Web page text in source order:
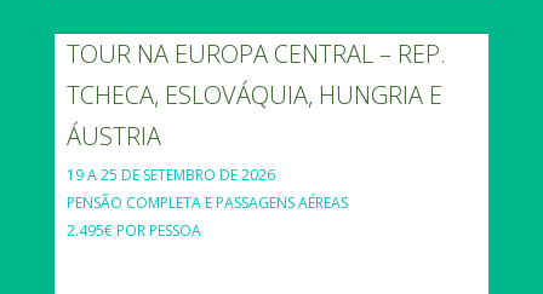
TOUR NA EUROPA CENTRAL – REP.
TCHECA, ESLOVÁQUIA, HUNGRIA E
ÁUSTRIA
19 A 25 DE SETEMBRO DE 2026
PENSÃO COMPLETA E PASSAGENS AÉREAS
2.495€ POR PESSOA